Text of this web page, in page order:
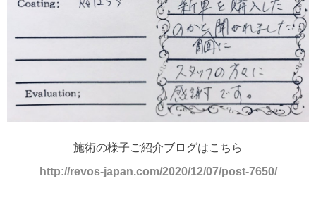
施術の様子ご紹介ブログはこちら
http://revos-japan.com/2020/12/07/post-7650/